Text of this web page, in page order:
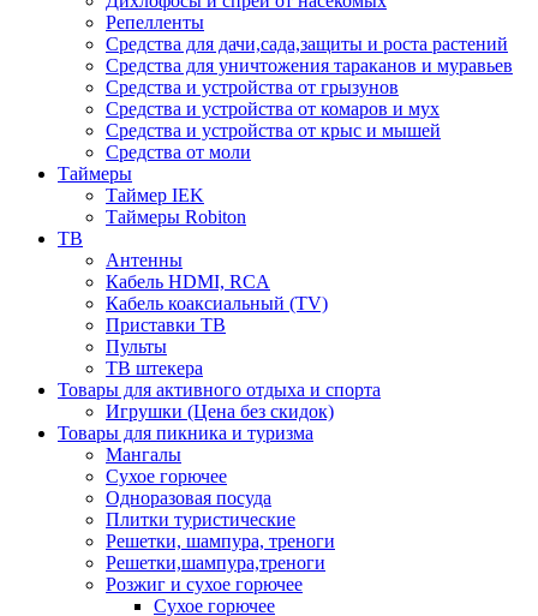
Репелленты
Средства для дачи,сада,защиты и роста растений
Средства для уничтожения тараканов и муравьев
Средства и устройства от грызунов
Средства и устройства от комаров и мух
Средства и устройства от крыс и мышей
Средства от моли
Таймеры
Таймер IEK
Таймеры Robiton
ТВ
Антенны
Кабель HDMI, RCA
Кабель коаксиальный (TV)
Приставки ТВ
Пульты
ТВ штекера
Товары для активного отдыха и спорта
Игрушки (Цена без скидок)
Товары для пикника и туризма
Мангалы
Сухое горючее
Одноразовая посуда
Плитки туристические
Решетки, шампура, треноги
Решетки,шампура,треноги
Розжиг и сухое горючее
Сухое горючее